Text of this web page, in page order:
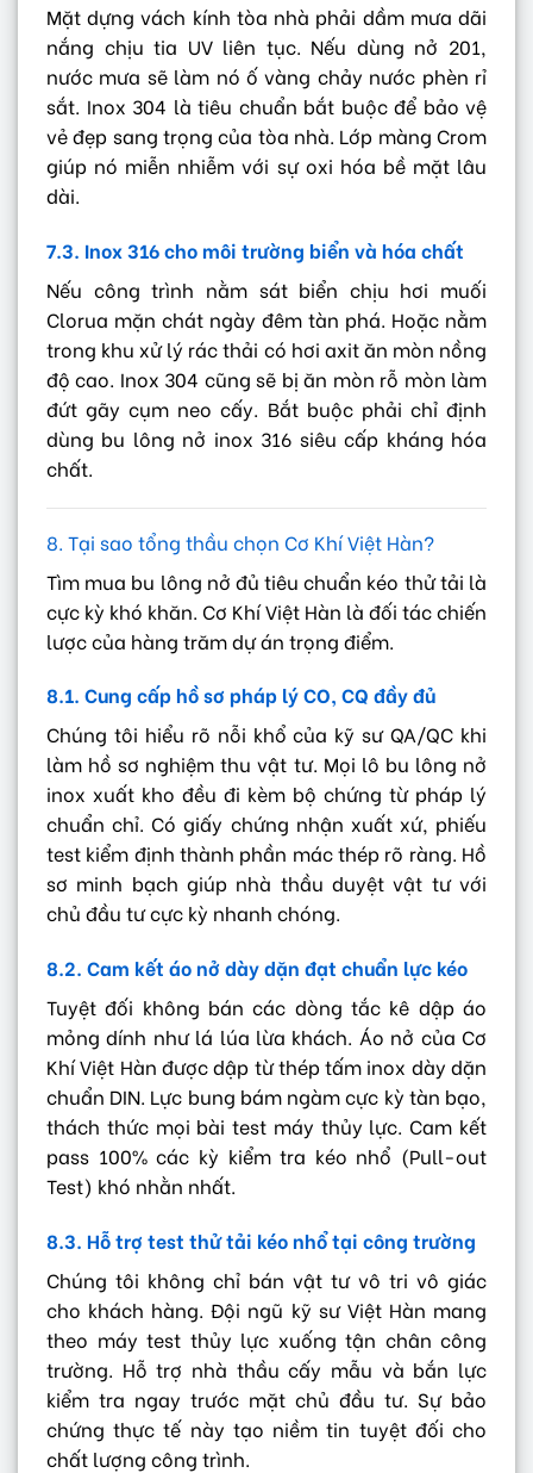
Mặt dựng vách kính tòa nhà phải dầm mưa dãi
nắng chịu tia UV liên tục. Nếu dùng nở 201,
nước mưa sẽ làm nó ố vàng chảy nước phèn rỉ
sắt. Inox 304 là tiêu chuẩn bắt buộc để bảo vệ
vẻ đẹp sang trọng của tòa nhà. Lớp màng Crom
giúp nó miễn nhiễm với sự oxi hóa bề mặt lâu
dài.
7.3. Inox 316 cho môi trường biển và hóa chất
Nếu công trình nằm sát biển chịu hơi muối
Clorua mặn chát ngày đêm tàn phá. Hoặc nằm
trong khu xử lý rác thải có hơi axit ăn mòn nồng
độ cao. Inox 304 cũng sẽ bị ăn mòn rỗ mòn làm
đứt gãy cụm neo cấy. Bắt buộc phải chỉ định
dùng bu lông nở inox 316 siêu cấp kháng hóa
chất.
8. Tại sao tổng thầu chọn Cơ Khí Việt Hàn?
Tìm mua bu lông nở đủ tiêu chuẩn kéo thử tải là
cực kỳ khó khăn. Cơ Khí Việt Hàn là đối tác chiến
lược của hàng trăm dự án trọng điểm.
8.1. Cung cấp hồ sơ pháp lý CO, CQ đầy đủ
Chúng tôi hiểu rõ nỗi khổ của kỹ sư QA/QC khi
làm hồ sơ nghiệm thu vật tư. Mọi lô bu lông nở
inox xuất kho đều đi kèm bộ chứng từ pháp lý
chuẩn chỉ. Có giấy chứng nhận xuất xứ, phiếu
test kiểm định thành phần mác thép rõ ràng. Hồ
sơ minh bạch giúp nhà thầu duyệt vật tư với
chủ đầu tư cực kỳ nhanh chóng.
8.2. Cam kết áo nở dày dặn đạt chuẩn lực kéo
Tuyệt đối không bán các dòng tắc kê dập áo
mỏng dính như lá lúa lừa khách. Áo nở của Cơ
Khí Việt Hàn được dập từ thép tấm inox dày dặn
chuẩn DIN. Lực bung bám ngàm cực kỳ tàn bạo,
thách thức mọi bài test máy thủy lực. Cam kết
pass 100% các kỳ kiểm tra kéo nhổ (Pull-out
Test) khó nhằn nhất.
8.3. Hỗ trợ test thử tải kéo nhổ tại công trường
Chúng tôi không chỉ bán vật tư vô tri vô giác
cho khách hàng. Đội ngũ kỹ sư Việt Hàn mang
theo máy test thủy lực xuống tận chân công
trường. Hỗ trợ nhà thầu cấy mẫu và bắn lực
kiểm tra ngay trước mặt chủ đầu tư. Sự bảo
chứng thực tế này tạo niềm tin tuyệt đối cho
chất lượng công trình.